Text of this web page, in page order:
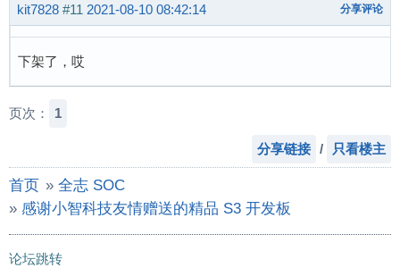
kit7828 #11 2021-08-10 08:42:14 分享评论
下架了，哎
页次： 1
分享链接 / 只看楼主
首页 » 全志 SOC
» 感谢小智科技友情赠送的精品 S3 开发板
论坛跳转